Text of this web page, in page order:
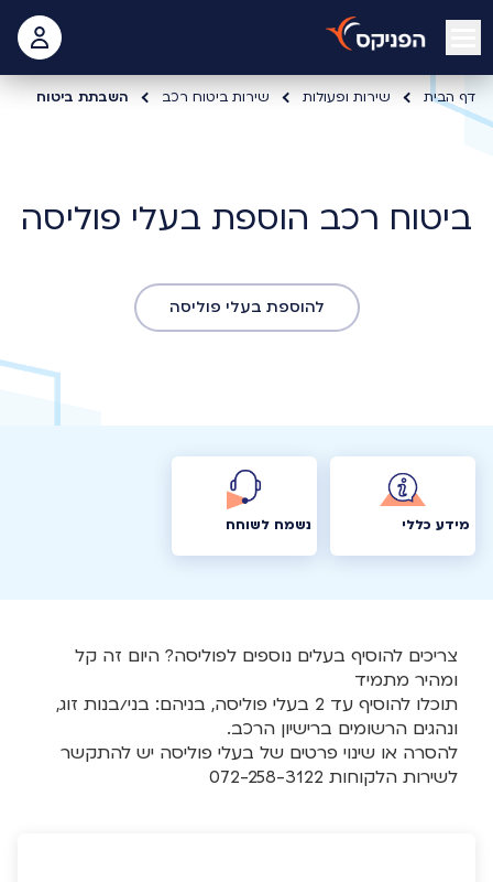
open mobile menu
דף הבית שירות ופעולות שירות ביטוח רכב השבתת ביטוח
ביטוח רכב הוספת בעלי פוליסה
להוספת בעלי פוליסה
מידע כללי נשמח לשוחח
צריכים להוסיף בעלים נוספים לפוליסה? היום זה קל
ומהיר מתמיד
תוכלו להוסיף עד 2 בעלי פוליסה, בניהם: בני/בנות זוג,
ונהגים הרשומים ברישיון הרכב.
להסרה או שינוי פרטים של בעלי פוליסה יש להתקשר
לשירות הלקוחות 072-258-3122